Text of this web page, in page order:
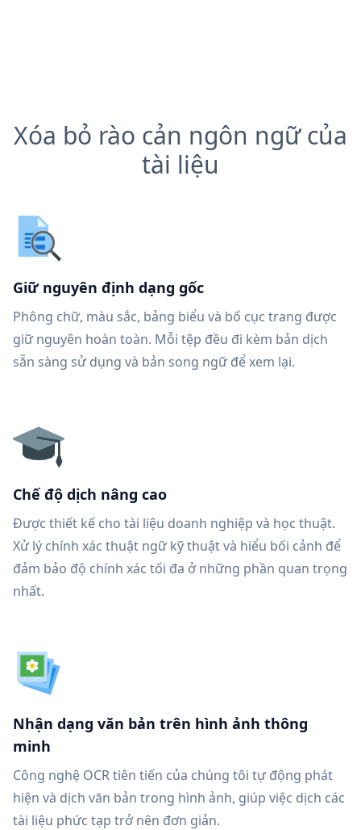
Xóa bỏ rào cản ngôn ngữ của
tài liệu
Giữ nguyên định dạng gốc
Phông chữ, màu sắc, bảng biểu và bố cục trang được
giữ nguyên hoàn toàn. Mỗi tệp đều đi kèm bản dịch
sẵn sàng sử dụng và bản song ngữ để xem lại.
Chế độ dịch nâng cao
Được thiết kế cho tài liệu doanh nghiệp và học thuật.
Xử lý chính xác thuật ngữ kỹ thuật và hiểu bối cảnh để
đảm bảo độ chính xác tối đa ở những phần quan trọng
nhất.
Nhận dạng văn bản trên hình ảnh thông
minh
Công nghệ OCR tiên tiến của chúng tôi tự động phát
hiện và dịch văn bản trong hình ảnh, giúp việc dịch các
tài liệu phức tạp trở nên đơn giản.